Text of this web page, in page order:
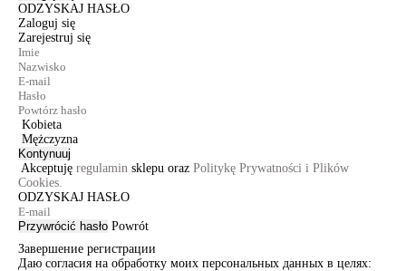
ODZYSKAJ HASŁO
Zaloguj się
Zarejestruj się
Kobieta
Mężczyzna
Kontynuuj
Akceptuję regulamin sklepu oraz Politykę Prywatności i Plików
Cookies.
ODZYSKAJ HASŁO
Przywrócić hasło Powrót
Завершение регистрации
Даю согласия на обработку моих персональных данных в целях: